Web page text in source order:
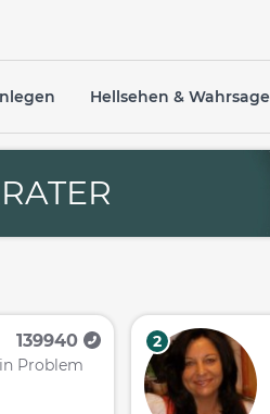
Hellsehen &
139940
Problem
2